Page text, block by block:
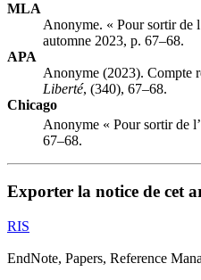
MLA
Anonyme. « Pour sortir de
automne 2023, p. 67–68.
APA
Anonyme (2023). Compte
Liberté, (340), 67–68.
Chicago
Anonyme « Pour sortir de
67–68.
Exporter la notice de cet
RIS
EndNote, Papers, Reference